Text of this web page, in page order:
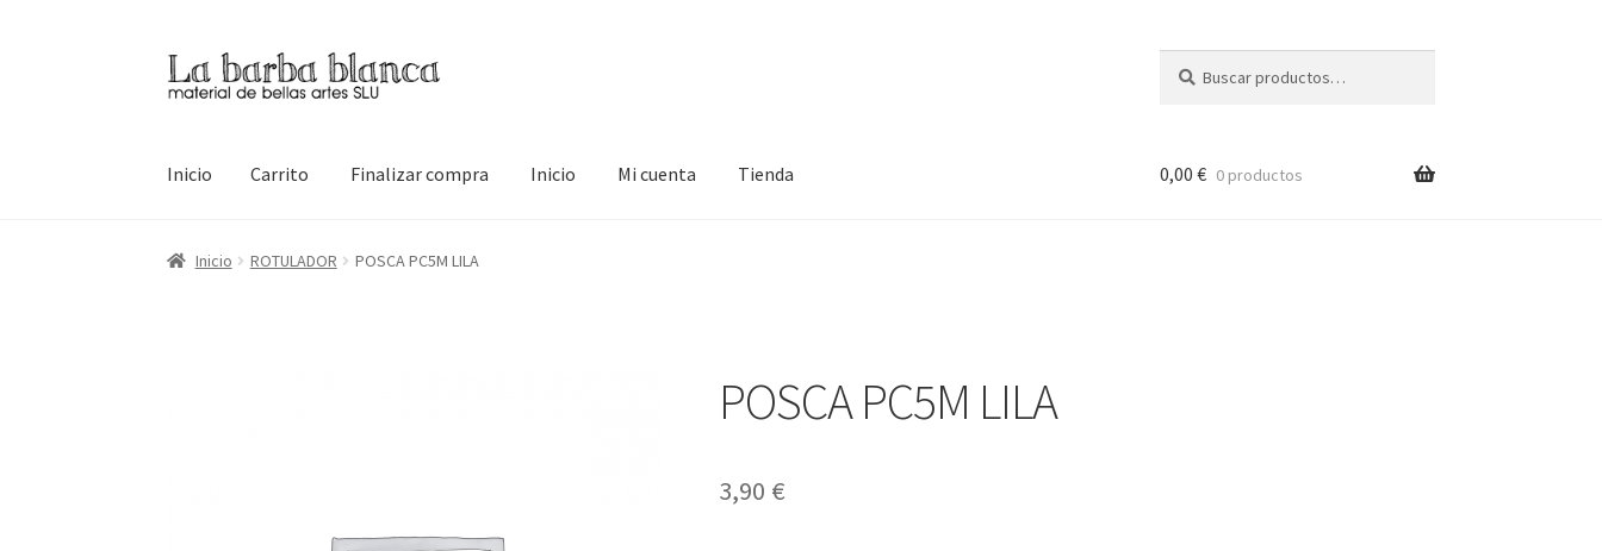
Ir
a
Ir
al
por:
Inicio Carrito Finalizar compra Inicio Mi cuenta Tienda
Inicio Carrito Finalizar compra Inicio Mi cuenta
0,00 € 0 productos
Inicio ROTULADOR POSCA PC5M LILA
POSCA PC5M LILA
3,90 €